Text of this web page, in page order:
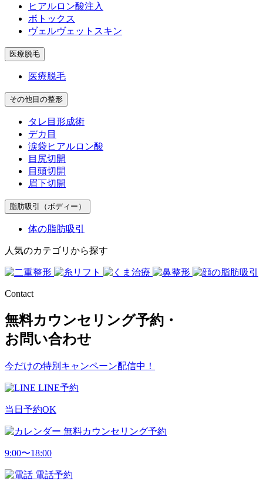
ヒアルロン酸注入
ボトックス
ヴェルヴェットスキン
医療脱毛
医療脱毛
その他目の整形
タレ目形成術
デカ目
涙袋ヒアルロン酸
目尻切開
目頭切開
眉下切開
脂肪吸引（ボディー）
体の脂肪吸引
人気のカテゴリから探す
Contact
無料カウンセリング予約・
お問い合わせ
今だけの特別キャンペーン配信中！
LINE予約
当日予約OK
無料カウンセリング予約
9:00〜18:00
電話予約